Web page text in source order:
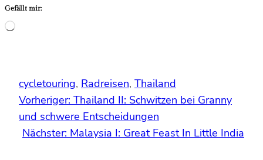
Gefällt mir:
Wird
cycletouring, Radreisen, Thailand
Vorheriger: Thailand II: Schwitzen bei Granny
und schwere Entscheidungen
Nächster: Malaysia I: Great Feast In Little India